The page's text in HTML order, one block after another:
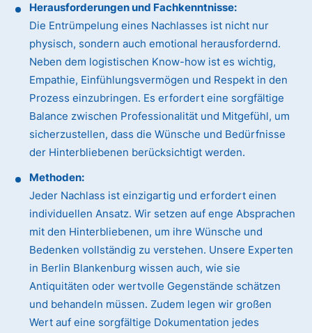
Herausforderungen und Fachkenntnisse:
Die Entrümpelung eines Nachlasses ist nicht nur
physisch, sondern auch emotional herausfordernd.
Neben dem logistischen Know-how ist es wichtig,
Empathie, Einfühlungsvermögen und Respekt in den
Prozess einzubringen. Es erfordert eine sorgfältige
Balance zwischen Professionalität und Mitgefühl, um
sicherzustellen, dass die Wünsche und Bedürfnisse
der Hinterbliebenen berücksichtigt werden.
Methoden:
Jeder Nachlass ist einzigartig und erfordert einen
individuellen Ansatz. Wir setzen auf enge Absprachen
mit den Hinterbliebenen, um ihre Wünsche und
Bedenken vollständig zu verstehen. Unsere Experten
in Berlin Blankenburg wissen auch, wie sie
Antiquitäten oder wertvolle Gegenstände schätzen
und behandeln müssen. Zudem legen wir großen
Wert auf eine sorgfältige Dokumentation jedes